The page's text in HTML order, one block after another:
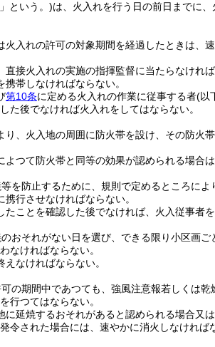
という。)は、火入れを行う日の前日までに
入れの許可の対象期間を経過したときは、
接火入れの実施の指揮監督に当たらなければ
帯しなければならない。
第10条に定める火入れの作業に従事する者(以
た後でなければ火入れをしてはならない。
、火入地の周囲に防火帯を設け、その防火
つて防火帯と同等の効果が認められる場合
を防止するために、規則で定めるところに
行させなければならない。
ことを確認した後でなければ、火入従事者
おそれがない日を選び、できる限り小区画ご
なければならない。
なければならない。
の期間中であつても、強風注意報若しくは
行つてはならない。
延焼するおそれがあると認められる場合又
令された場合には、速やかに消火しなければ